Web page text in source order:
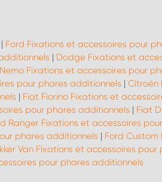
| Ford Fixations et accessoires pour
| Dodge Fixations et
Fixations et accessoires pour
pour phares additionnels | Citroën
| Fiat Fiorino Fixations et
pour phares additionnels | Fiat
Ranger Fixations et accessoires
phares additionnels | Ford Custom
Van Fixations et accessoires pour
pour phares additionnels